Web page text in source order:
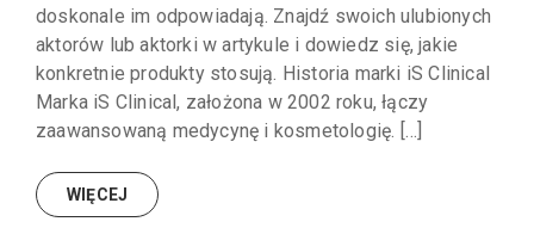
doskonale im odpowiadają. Znajdź swoich ulubionych
aktorów lub aktorki w artykule i dowiedz się, jakie
konkretnie produkty stosują. Historia marki iS Clinical
Marka iS Clinical, założona w 2002 roku, łączy
zaawansowaną medycynę i kosmetologię. […]
WIĘCEJ